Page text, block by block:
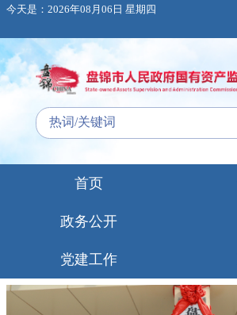
今天是：2026年08月06日 星期四
首页
政务公开
党建工作